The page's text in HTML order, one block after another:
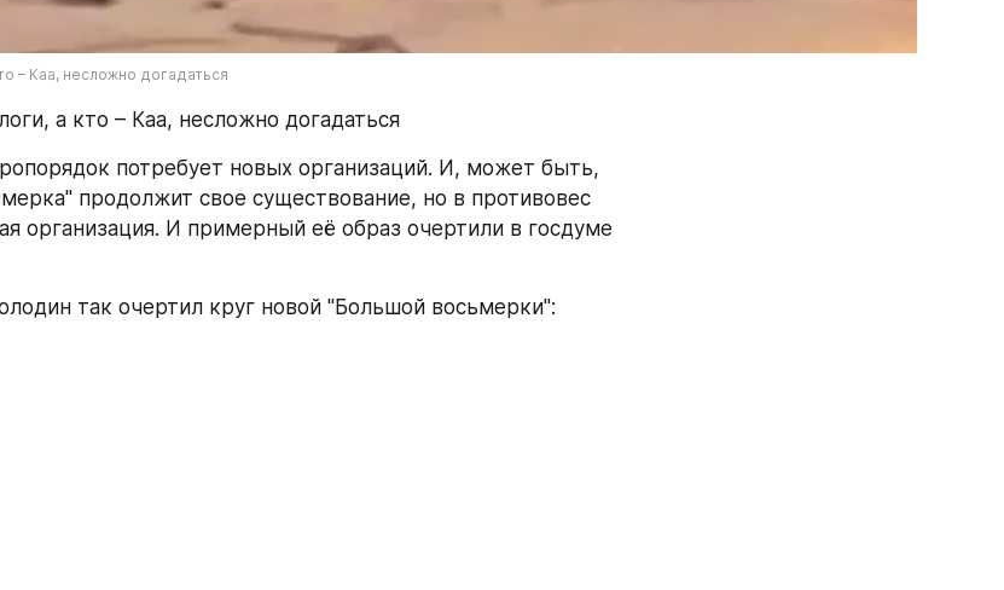
– Каа, несложно догадаться
а кто – Каа, несложно догадаться
потребует новых организаций. И, может быть,
продолжит свое существование, но в противовес
организация. И примерный её образ очертили в госдуме
так очертил круг новой "Большой восьмерки":